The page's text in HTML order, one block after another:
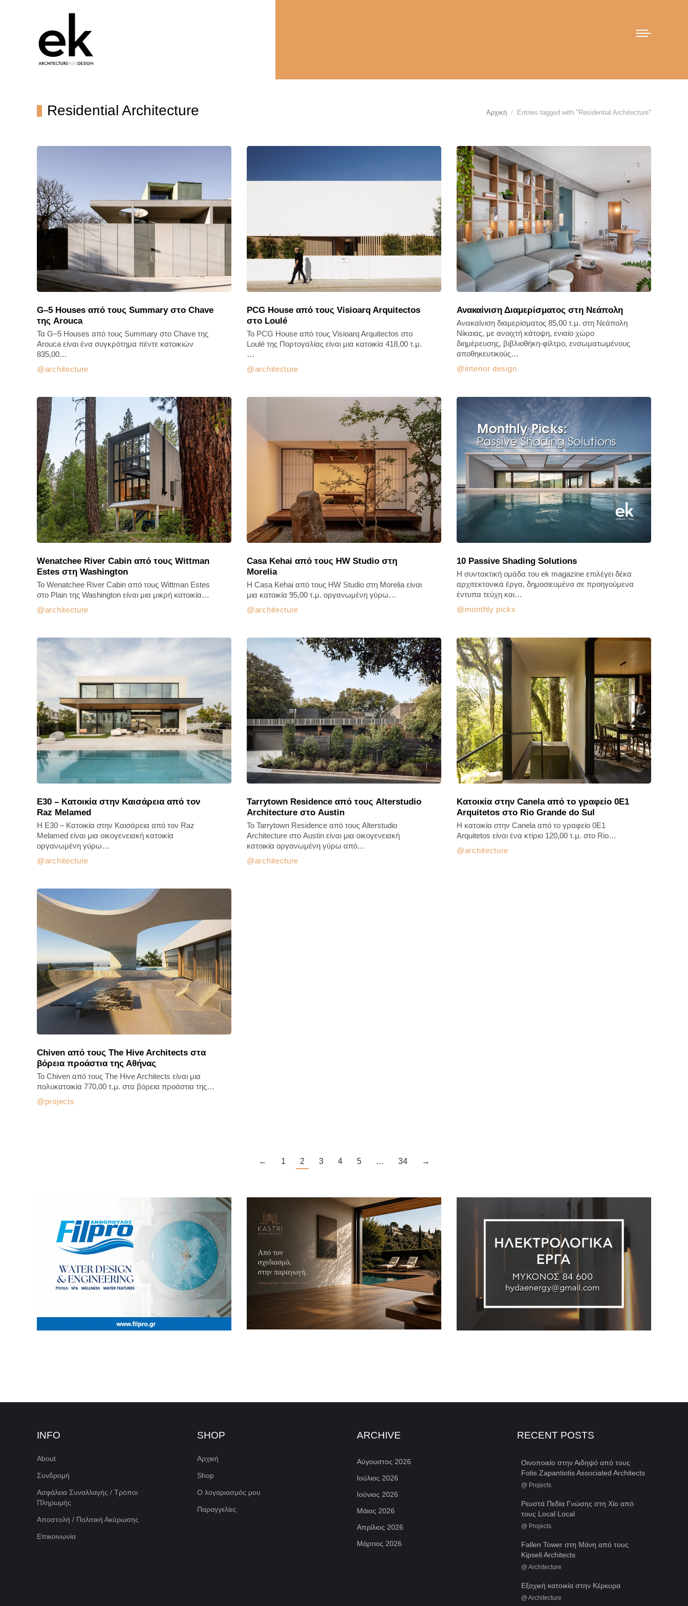
Residential Architecture You are here:
Αρχική Entries tagged with "Residential Architecture"
G–5 Houses από τους Summary στο Chave
της Arouca
architecture
Τα G–5 Houses από τους Summary στο Chave της
Arouca είναι ένα συγκρότημα πέντε κατοικιών
835,00…
PCG House από τους Visioarq Arquitectos
στο Loulé
architecture
Το PCG House από τους Visioarq Arquitectos στο
Loulé της Πορτογαλίας είναι μια κατοικία 418,00 τ.μ.
…
Ανακαίνιση Διαμερίσματος στη Νεάπολη
interior design
Ανακαίνιση διαμερίσματος 85,00 τ.μ. στη Νεάπολη
Νίκαιας, με ανοιχτή κάτοψη, ενιαίο χώρο
διημέρευσης, βιβλιοθήκη-φίλτρο, ενσωματωμένους
αποθηκευτικούς…
Wenatchee River Cabin από τους Wittman
Estes στη Washington
architecture
Το Wenatchee River Cabin από τους Wittman Estes
στο Plain της Washington είναι μια μικρή κατοικία…
Casa Kehai από τους HW Studio στη
Morelia
architecture
Η Casa Kehai από τους HW Studio στη Morelia είναι
μια κατοικία 95,00 τ.μ. οργανωμένη γύρω…
10 Passive Shading Solutions
monthly picks
Η συντακτική ομάδα του ek magazine επιλέγει δέκα
αρχιτεκτονικά έργα, δημοσιευμένα σε προηγούμενα
έντυπα τεύχη και…
E30 – Κατοικία στην Καισάρεια από τον
Raz Melamed
architecture
H E30 – Κατοικία στην Καισάρεια από τον Raz
Melamed είναι μια οικογενειακή κατοικία
οργανωμένη γύρω…
Tarrytown Residence από τους Alterstudio
Architecture στο Austin
architecture
Το Tarrytown Residence από τους Alterstudio
Architecture στο Austin είναι μια οικογενειακή
κατοικία οργανωμένη γύρω από…
Κατοικία στην Canela από το γραφείο 0E1
Arquitetos στο Rio Grande do Sul
architecture
Η κατοικία στην Canela από το γραφείο 0E1
Arquitetos είναι ένα κτίριο 120,00 τ.μ. στο Rio…
Chiven από τους The Hive Architects στα
βόρεια προάστια της Αθήνας
projects
Το Chiven από τους The Hive Architects είναι μια
πολυκατοικία 770,00 τ.μ. στα βόρεια προάστια της…
← 1 2 3 4 5 … 34 →
INFO
About
Συνδρομή
Ασφάλεια Συναλλαγής / Τρόποι
Πληρωμής
Αποστολή / Πολιτική Ακύρωσης
Επικοινωνία
SHOP
Αρχική
Shop
Ο λογαριασμός μου
Παραγγελίες
ARCHIVE
Αύγουστος 2026
Ιούλιος 2026
Ιούνιος 2026
Μάιος 2026
Απρίλιος 2026
Μάρτιος 2026
RECENT POSTS
Οινοποιείο στην Αιδηψό από τους
Fotis Zapantiotis Associated Architects
@ Projects
Ρευστά Πεδία Γνώσης στη Χίο από
τους Local Local
@ Projects
Fallen Tower στη Μάνη από τους
Kipseli Architects
@ Architecture
Εξοχική κατοικία στην Κέρκυρα
@ Architecture